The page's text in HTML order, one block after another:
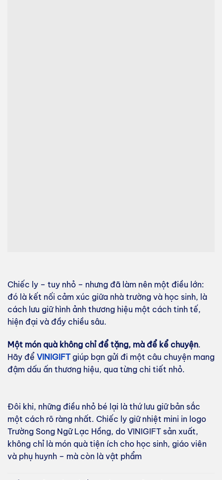
Chiếc ly – tuy nhỏ – nhưng đã làm nên một điều lớn:
đó là kết nối cảm xúc giữa nhà trường và học sinh, là
cách lưu giữ hình ảnh thương hiệu một cách tinh tế,
hiện đại và đầy chiều sâu.
Một món quà không chỉ để tặng, mà để kể chuyện.
Hãy để VINIGIFT giúp bạn gửi đi một câu chuyện mang
đậm dấu ấn thương hiệu, qua từng chi tiết nhỏ.
Đôi khi, những điều nhỏ bé lại là thứ lưu giữ bản sắc
một cách rõ ràng nhất. Chiếc ly giữ nhiệt mini in logo
Trường Song Ngữ Lạc Hồng, do VINIGIFT sản xuất,
không chỉ là món quà tiện ích cho học sinh, giáo viên
và phụ huynh – mà còn là vật phẩm